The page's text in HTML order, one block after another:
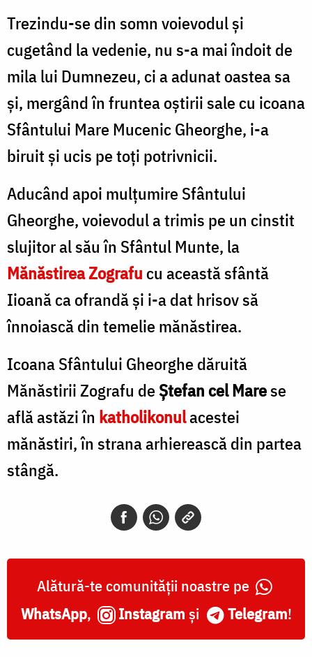
Trezindu-se din somn voievodul şi
cugetând la vedenie, nu s-a mai îndoit de
mila lui Dumnezeu, ci a adunat oastea sa
şi, mergând în fruntea oştirii sale cu icoana
Sfântului Mare Mucenic Gheorghe, i-a
biruit şi ucis pe toţi potrivnicii.
Aducând apoi mulţumire Sfântului
Gheorghe, voievodul a trimis pe un cinstit
slujitor al său în Sfântul Munte, la
Mănăstirea Zografu cu această sfântă
Iioană ca ofrandă şi i-a dat hrisov să
înnoiască din temelie mănăstirea.
Icoana Sfântului Gheorghe dăruită
Mănăstirii Zografu deŞtefan cel Marese
află astăzi în katholikonulacestei
mănăstiri, în strana arhierească din partea
stângă.
Alătură-te comunității noastre pe
WhatsApp, Instagram și Telegram!